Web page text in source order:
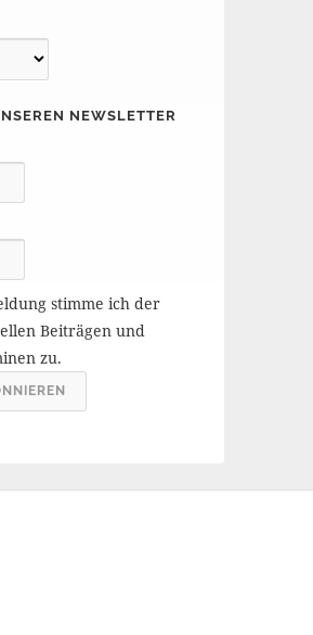
NEWSLETTER
stimme ich der
Beiträgen und
zu.